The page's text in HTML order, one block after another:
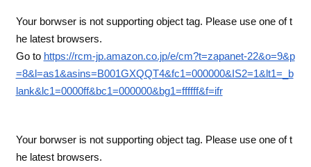
Your borwser is not supporting object tag. Please use one of t
he latest browsers.
Go to https://rcm-jp.amazon.co.jp/e/cm?t=zapanet-22&o=9&p
=8&l=as1&asins=B001GXQQT4&fc1=000000&IS2=1&lt1=_b
lank&lc1=0000ff&bc1=000000&bg1=ffffff&f=ifr
Your borwser is not supporting object tag. Please use one of t
he latest browsers.